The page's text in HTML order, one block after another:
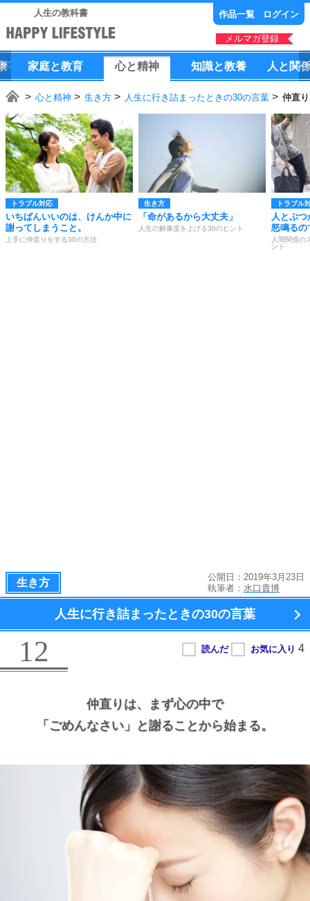
人生の教科書 作品一覧 ログイン
メルマガ登録
家庭と教育 心と精神 知識と教養 人 と 関
心と精神 生き方 人生に行き詰まったときの30の言葉 仲直
トラブル対応
いちばんいいのは、けんか中に
謝ってしまうこと。
上手に仲直りをする30の方法
生き方
「命があるから大丈夫」
人生の解像度を上げる30のヒント
トラブル
人とぶ
怒鳴るの
人間関係の
ント
生き方
公開日：2019年3月23日
執筆者： 水口貴博
人生に行き詰まったときの30の言葉
12
仲直りは、
まず心の中で
「ごめんなさい」と謝ることから始まる。